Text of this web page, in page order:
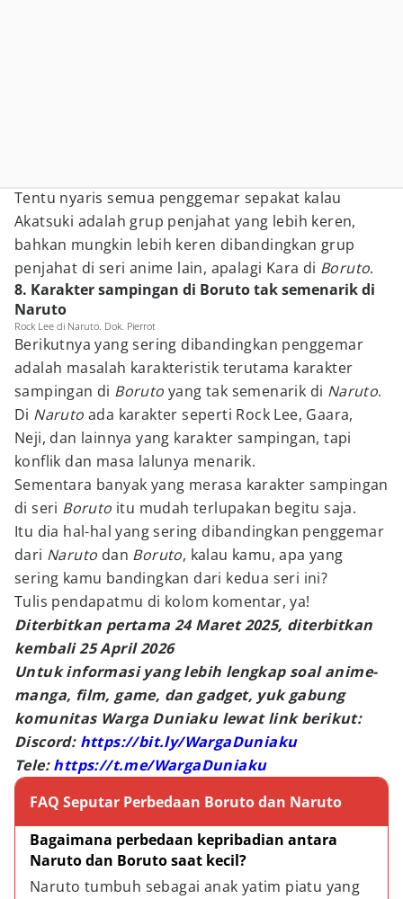
Tentu nyaris semua penggemar sepakat kalau
Akatsuki adalah grup penjahat yang lebih keren,
bahkan mungkin lebih keren dibandingkan grup
penjahat di seri anime lain, apalagi Kara di Boruto.
8. Karakter sampingan di Boruto tak semenarik di
Naruto
Rock Lee di Naruto. Dok. Pierrot
Berikutnya yang sering dibandingkan penggemar
adalah masalah karakteristik terutama karakter
sampingan di Borutoyang tak semenarik di Naruto.
Di Narutoada karakter seperti Rock Lee, Gaara,
Neji, dan lainnya yang karakter sampingan, tapi
konflik dan masa lalunya menarik.
Sementara banyak yang merasa karakter sampingan
di seri Boruto itu mudah terlupakan begitu saja.
Itu dia hal-hal yang sering dibandingkan penggemar
dari Naruto dan Boruto, kalau kamu, apa yang
sering kamu bandingkan dari kedua seri ini?
Tulis pendapatmu di kolom komentar, ya!
Diterbitkan pertama 24 Maret 2025, diterbitkan
kembali 25 April 2026
Untuk informasi yang lebih lengkap soal anime-
manga, film, game, dan gadget, yuk gabung
komunitas Warga Duniaku lewat link berikut:
Discord: https://bit.ly/WargaDuniaku
Tele:https://t.me/WargaDuniaku
FAQ Seputar Perbedaan Boruto dan Naruto
Bagaimana perbedaan kepribadian antara
Naruto dan Boruto saat kecil?
Naruto tumbuh sebagai anak yatim piatu yang